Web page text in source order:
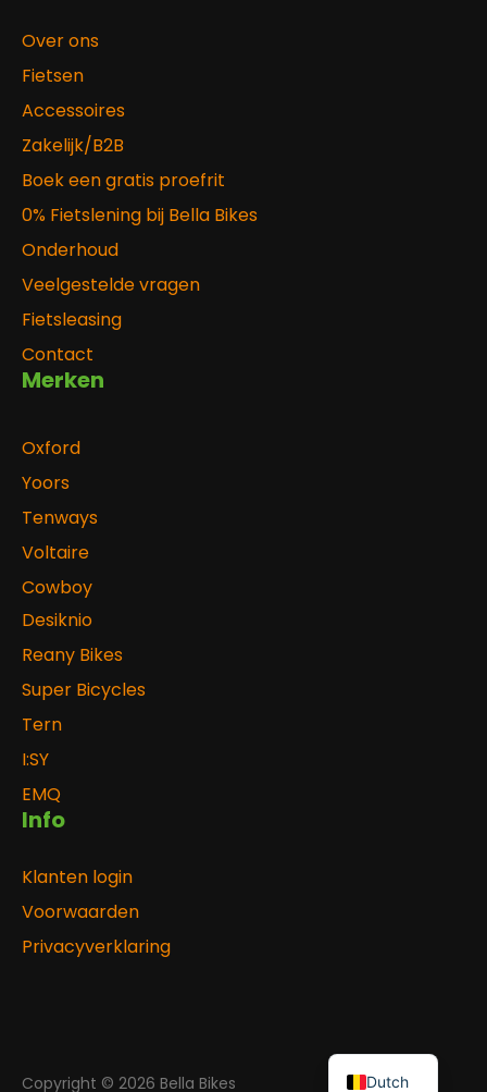
Over ons
Fietsen
Accessoires
Zakelijk/B2B
Boek een gratis proefrit
0% Fietslening bij Bella Bikes
Onderhoud
Veelgestelde vragen
Fietsleasing
Contact
Merken
Oxford
Yoors
Tenways
Voltaire
Cowboy
Desiknio
Reany Bikes
Super Bicycles
Tern
I:SY
EMQ
Info
Klanten login
Voorwaarden
Privacyverklaring
Copyright © 2026 Bella Bikes Dutch